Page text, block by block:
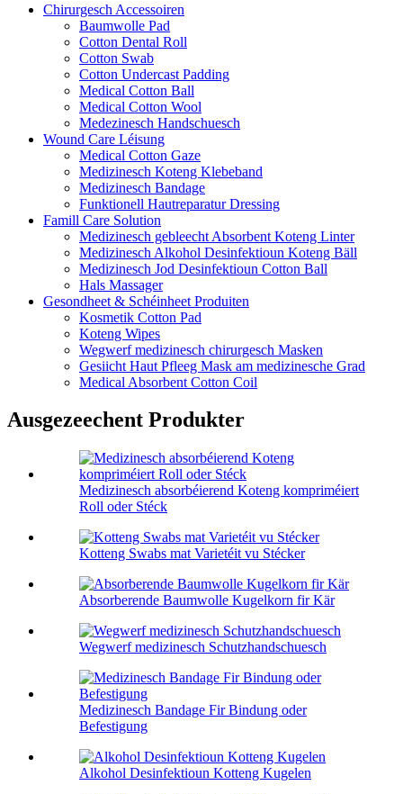
Chirurgesch Accessoiren
Baumwolle Pad
Cotton Dental Roll
Cotton Swab
Cotton Undercast Padding
Medical Cotton Ball
Medical Cotton Wool
Medezinesch Handschuesch
Wound Care Léisung
Medical Cotton Gaze
Medizinesch Koteng Klebeband
Medizinesch Bandage
Funktionell Hautreparatur Dressing
Famill Care Solution
Medizinesch gebleecht Absorbent Koteng Linter
Medizinesch Alkohol Desinfektioun Koteng Bäll
Medizinesch Jod Desinfektioun Cotton Ball
Hals Massager
Gesondheet & Schéinheet Produiten
Kosmetik Cotton Pad
Koteng Wipes
Wegwerf medizinesch chirurgesch Masken
Gesiicht Haut Pfleeg Mask am medizinesche Grad
Medical Absorbent Cotton Coil
Ausgezeechent Produkter
Medizinesch absorbéierend Koteng kompriméiert
Roll oder Stéck
Kotteng Swabs mat Varietéit vu Stécker
Absorberende Baumwolle Kugelkorn fir Kär
Wegwerf medizinesch Schutzhandschuesch
Medizinesch Bandage Fir Bindung oder
Befestigung
Alkohol Desinfektioun Kotteng Kugelen